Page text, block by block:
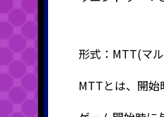
形式：MTT(マ
MTTとは、開始